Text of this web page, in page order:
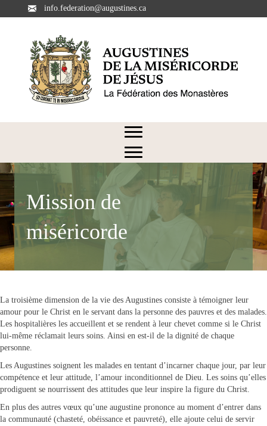
info.federation@augustines.ca
Mission de
miséricorde
La troisième dimension de la vie des Augustines consiste à témoigner leur
amour pour le Christ en le servant dans la personne des pauvres et des malades.
Les hospitalières les accueillent et se rendent à leur chevet comme si le Christ
lui-même réclamait leurs soins. Ainsi en est-il de la dignité de chaque
personne.
Les Augustines soignent les malades en tentant d’incarner chaque jour, par leur
compétence et leur attitude, l’amour inconditionnel de Dieu. Les soins qu’elles
prodiguent se nourrissent des attitudes que leur inspire la figure du Christ.
En plus des autres vœux qu’une augustine prononce au moment d’entrer dans
la communauté (chasteté, obéissance et pauvreté), elle ajoute celui de servir